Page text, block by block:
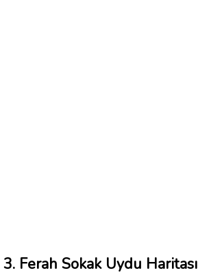
3. Ferah Sokak Uydu Haritası